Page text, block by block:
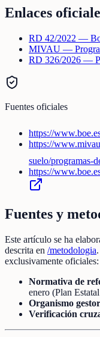
Enlaces
RD 42/2022 —
MIVAU —
RD 326/2026 —
Fuentes oficiales
https://
https://
suelo/programas-
https://
Fuentes y
Este artículo se ha
descrita en /metodologia
exclusivamente oficiales:
Normativa de
enero (Plan
Organismo gestor
Verificación